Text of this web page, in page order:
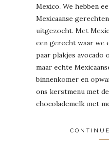
Mexico. We hebben
Mexicaanse
uitgezocht. Met
een gerecht waar we
paar plakjes avocado
maar echte
binnenkomer en
ons kerstmenu met
chocolademelk met